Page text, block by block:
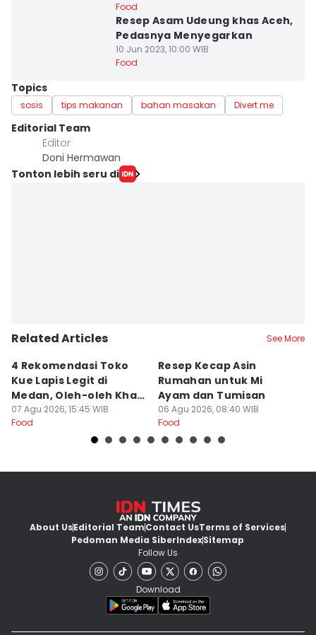
Food
Resep Asam Udeung khas Aceh,
Pedasnya Menyegarkan
10 Jun 2023, 10:00 WIB
Food
Topics
sosis tips makanan bahan masakan Divert me
Editorial Team
Editor
Doni Hermawan
Tonton lebih seru di
Related Articles See More
4 Rekomendasi Toko
Kue Lapis Legit di
Medan, Oleh-oleh Khas
Sumut
07 Agu 2026, 15:45 WIB
Food
Resep Kecap Asin
Rumahan untuk Mi
Ayam dan Tumisan
06 Agu 2026, 08:40 WIB
Food
About UsEditorial TeamContact UsTerms of Services
Pedoman Media SiberIndexSitemap
Follow Us
Download